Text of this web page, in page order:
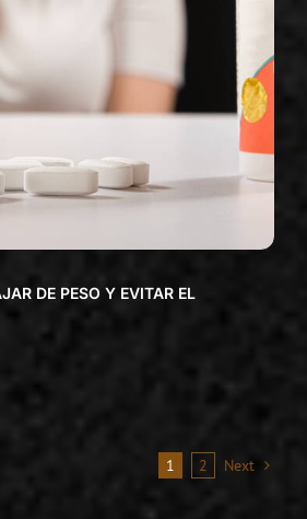
DE PESO Y EVITAR EL
1 2 Next